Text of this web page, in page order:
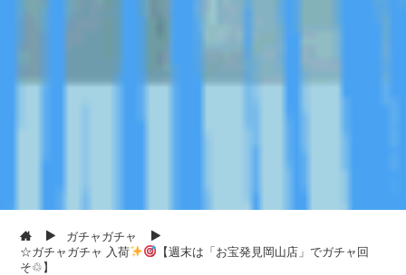
ガチャガチャ
☆ガチャガチャ 入荷
【週末は「お宝発見岡山店」でガチャ回
そ♲】